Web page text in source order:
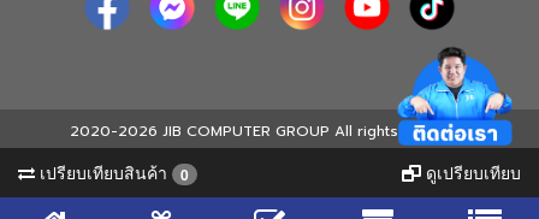
2020-2026 JIB COMPUTER GROUP All rights reserved
เปรียบเทียบสินค้า 0 ดูเปรียบเทียบ